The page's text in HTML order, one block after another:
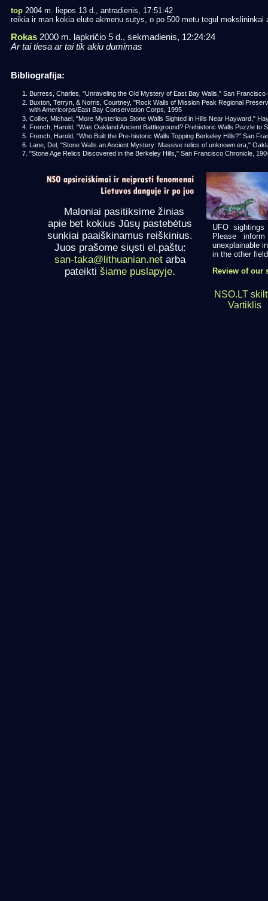
top 2004 m. liepos 13 d., antradienis, 17:51:42
reikia ir man kokia elute akmenu sutys, o po 500 metu tegul
Rokas 2000 m. lapkričio 5 d., sekmadienis, 12:24:24
Ar tai tiesa ar tai tik akiu dumimas
Bibliografija:
Burress, Charles, "Unraveling the Old Mystery of East Bay Walls," San Francisco
Buxton, Terryn, & Norris, Courtney, "Rock Walls of Mission Peak Regional
with Americorps/East Bay Conservation Corps, 1995
Collier, Michael, "More Mysterious Stone Walls Sighted in Hills Near Hayward,"
French, Harold, "Was Oakland Ancient Battleground? Prehistoric Walls Puzzle to
French, Harold, "Who Built the Pre-historic Walls Topping Berkeley Hills?" San
Lane, Del, "Stone Walls an Ancient Mystery: Massive relics of unknown era,"
"Stone Age Relics Discovered in the Berkeley Hills," San Francisco Chronicle,
Maloniai pasitiksime žinias
apie bet kokius Jūsų pastebėtus
sunkiai paaiškinamus reiškinius.
Juos prašome siųsti el.paštu:
san-taka@lithuanian.net arba
pateikti šiame puslapyje.
UFO
Please
unexplainable
in the other
Review of our
NSO.LT
Vartiklis